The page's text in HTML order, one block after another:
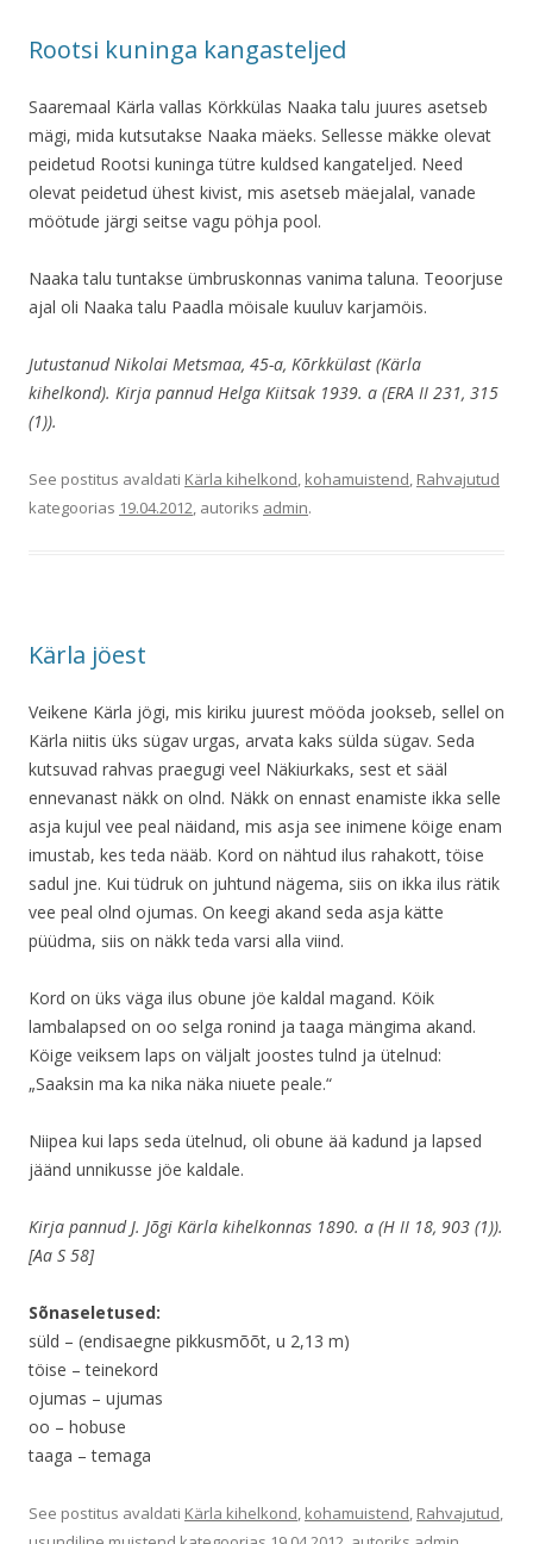
Rootsi kuninga kangasteljed
Saaremaal Kärla vallas Körkkülas Naaka talu juures asetseb
mägi, mida kutsutakse Naaka mäeks. Sellesse mäkke olevat
peidetud Rootsi kuninga tütre kuldsed kangateljed. Need
olevat peidetud ühest kivist, mis asetseb mäejalal, vanade
möötude järgi seitse vagu pöhja pool.
Naaka talu tuntakse ümbruskonnas vanima taluna. Teoorjuse
ajal oli Naaka talu Paadla möisale kuuluv karjamöis.
Jutustanud Nikolai Metsmaa, 45-a, Kõrkkülast (Kärla
kihelkond). Kirja pannud Helga Kiitsak 1939. a (ERA II 231, 315
(1)).
See postitus avaldati Kärla kihelkond, kohamuistend, Rahvajutud
kategoorias 19.04.2012, autoriks admin.
Kärla jöest
Veikene Kärla jögi, mis kiriku juurest mööda jookseb, sellel on
Kärla niitis üks sügav urgas, arvata kaks sülda sügav. Seda
kutsuvad rahvas praegugi veel Näkiurkaks, sest et sääl
ennevanast näkk on olnd. Näkk on ennast enamiste ikka selle
asja kujul vee peal näidand, mis asja see inimene köige enam
imustab, kes teda nääb. Kord on nähtud ilus rahakott, töise
sadul jne. Kui tüdruk on juhtund nägema, siis on ikka ilus rätik
vee peal olnd ojumas. On keegi akand seda asja kätte
püüdma, siis on näkk teda varsi alla viind.
Kord on üks väga ilus obune jöe kaldal magand. Köik
lambalapsed on oo selga ronind ja taaga mängima akand.
Köige veiksem laps on väljalt joostes tulnd ja ütelnud:
„Saaksin ma ka nika näka niuete peale.“
Niipea kui laps seda ütelnud, oli obune ää kadund ja lapsed
jäänd unnikusse jöe kaldale.
Kirja pannud J. Jõgi Kärla kihelkonnas 1890. a (H II 18, 903 (1)).
[Aa S 58]
Sõnaseletused:
süld – (endisaegne pikkusmõõt, u 2,13 m)
töise – teinekord
ojumas – ujumas
oo – hobuse
taaga – temaga
See postitus avaldati Kärla kihelkond, kohamuistend, Rahvajutud,